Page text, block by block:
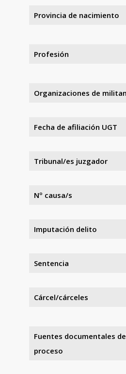
Provincia de nacimiento
Profesión
Organizaciones de
Fecha de afiliación UGT
Tribunal/es juzgador
Nº causa/s
Imputación delito
Sentencia
Cárcel/cárceles
Fuentes documentales
proceso